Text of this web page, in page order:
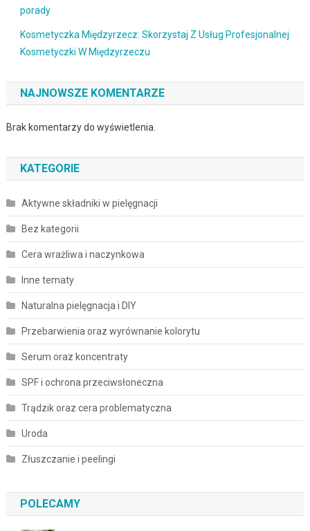
porady
Kosmetyczka Międzyrzecz: Skorzystaj Z Usług Profesjonalnej
Kosmetyczki W Międzyrzeczu
NAJNOWSZE KOMENTARZE
Brak komentarzy do wyświetlenia.
KATEGORIE
Aktywne składniki w pielęgnacji
Bez kategorii
Cera wrażliwa i naczynkowa
Inne tematy
Naturalna pielęgnacja i DIY
Przebarwienia oraz wyrównanie kolorytu
Serum oraz koncentraty
SPF i ochrona przeciwsłoneczna
Trądzik oraz cera problematyczna
Uroda
Złuszczanie i peelingi
POLECAMY